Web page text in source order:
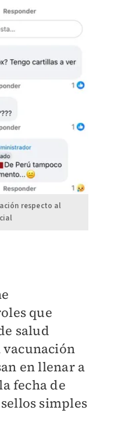
respecto al
que
salud
en llenar a
fecha de
simples